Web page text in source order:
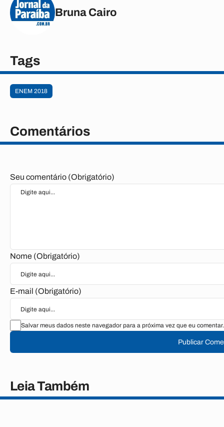
Bruna Cairo
Tags
ENEM 2018
Comentários
Seu comentário (Obrigatório)
Nome (Obrigatório)
E-mail (Obrigatório)
Salvar meus dados neste navegador para a próxima vez que eu comentar.
Publicar
Leia Também